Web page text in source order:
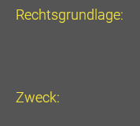
Rechtsgrundlage:
Zweck: